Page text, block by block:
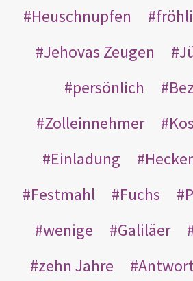
Heuschnupfen
Jehovas Zeugen
persönlich
Zolleinnehmer
Einladung
Festmahl
Fuchs
wenige
Galiläer
zehn Jahre